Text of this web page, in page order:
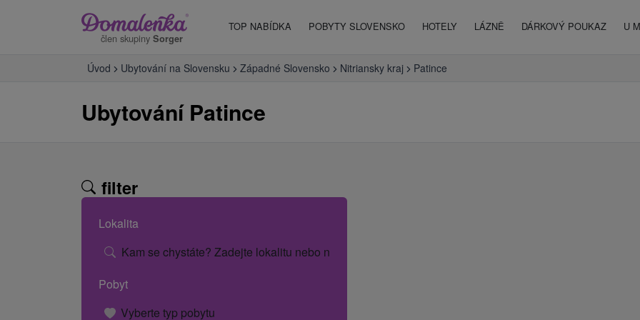
člen skupiny Sorger
TOP NABÍDKA POBYTY SLOVENSKO HOTELY LÁZNĚ DÁRKOVÝ POUKAZ U
Úvod Ubytování na Slovensku Západné Slovensko Nitriansky kraj Patince
Ubytování Patince
filter
Lokalita
Kam se chystáte? Zadejte lokalitu nebo název hotelu.
Pobyt
Vyberte typ pobytu